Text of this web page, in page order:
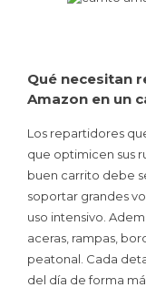
Qué necesitan
Amazon en un
Los repartidores
que optimicen sus
buen carrito debe
soportar grandes
uso intensivo.
aceras, rampas,
peatonal. Cada
del día de forma